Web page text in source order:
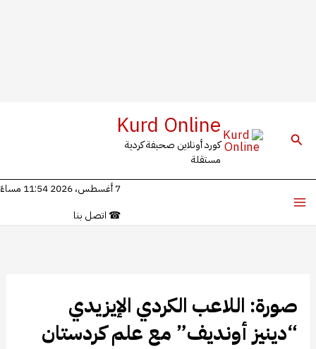
البحث Kurd Online
كورد أونلاين صحيفة كردية
مستقلة
7 أغسطس، 2026 11:54 مساءً
☎ اتصل بنا
صورة: اللاعب الكردي الإيزيدي
“دينيز أونديف” مع علم كردستان